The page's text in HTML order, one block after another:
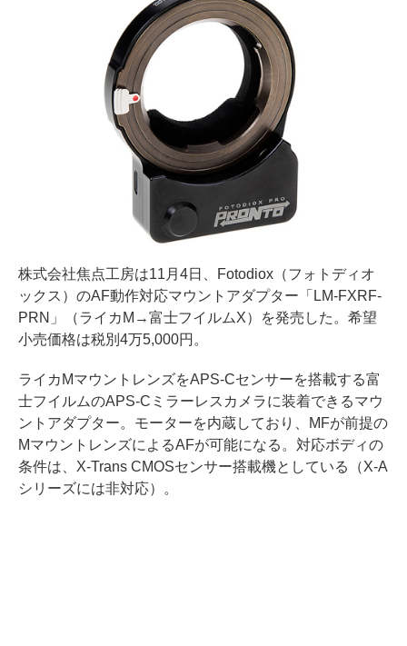
株式会社焦点⼯房は11月4日、Fotodiox（フォトディオ
ックス）のAF動作対応マウントアダプター「LM-FXRF-
PRN」（ライカM→富士フイルムX）を発売した。希望
小売価格は税別4万5,000円。
ライカMマウントレンズをAPS-Cセンサーを搭載する富
士フイルムのAPS-Cミラーレスカメラに装着できるマウ
ントアダプター。モーターを内蔵しており、MFが前提の
MマウントレンズによるAFが可能になる。対応ボディの
条件は、X-Trans CMOSセンサー搭載機としている（X-A
シリーズには非対応）。